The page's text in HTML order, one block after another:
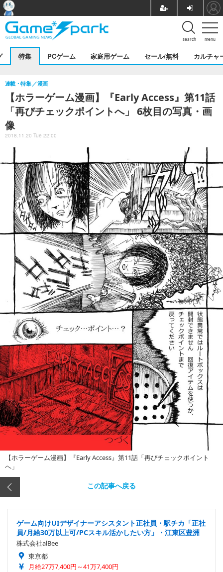
menu
search
特集 PCゲーム 家庭用ゲーム セール/無料 カルチャ
【ホラーゲーム漫画】『Early Access』第11話
「再びチェックポイントへ」 6枚目の写真・画
像
連載・特集 漫画
2018.11.20 Tue 22:00
【ホラーゲーム漫画】『Early Access』第11話「再びチェックポイント
へ」
この記事へ戻る
ゲーム向けUIデザイナーアシスタント正社員・駅チカ「正社
員/月給30万以上可/PCスキル活かしたい方」・江東区豊洲
株式会社alBee
東京都
月給27万7,400円～41万7,400円